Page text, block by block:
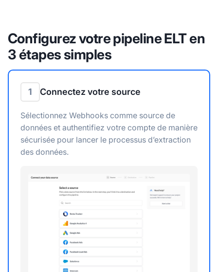
Configurez votre pipeline ELT en
3 étapes simples
1 Connectez votre source
Sélectionnez Webhooks comme source de
données et authentifiez votre compte de manière
sécurisée pour lancer le processus d’extraction
des données.